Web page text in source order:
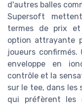
d'autres balles
Supersoft
termes de prix
option attrayante
joueurs
enveloppe en
contrôle et la
sur le tee, dans les
qui préfèrent les